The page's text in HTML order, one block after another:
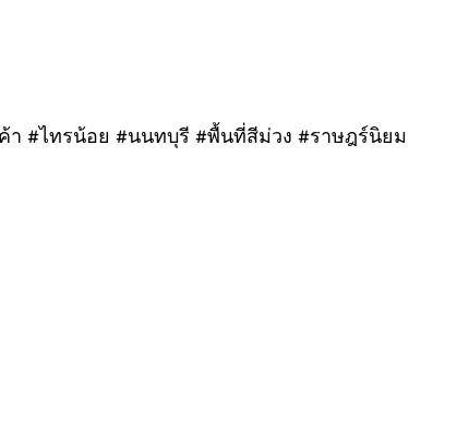
#ไทรน้อย #นนทบุรี #พื้นที่สีม่วง #ราษฎร์นิยม